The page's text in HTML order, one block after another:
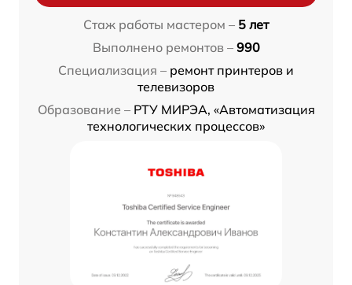
Стаж работы мастером – 5 лет
Выполнено ремонтов – 990
Специализация – ремонт принтеров и
телевизоров
Образование – РТУ МИРЭА, «Автоматизация
технологических процессов»